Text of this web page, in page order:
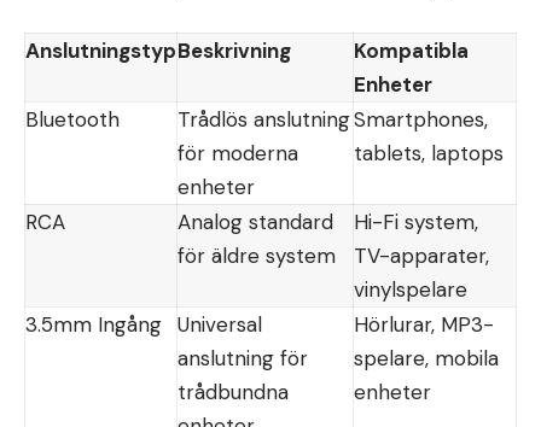
AnslutningstypBeskrivning
Kompatibla
Enheter
Bluetooth
Trådlös anslutning
för moderna
enheter
Smartphones,
tablets, laptops
RCA
Analog standard
för äldre system
Hi-Fi system,
TV-apparater,
vinylspelare
3.5mm Ingång Universal
anslutning för
trådbundna
Hörlurar, MP3-
spelare, mobila
enheter